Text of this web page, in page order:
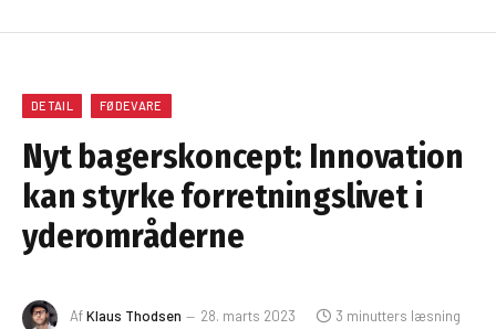
DETAIL FØDEVARE
Nyt bagerskoncept: Innovation
kan styrke forretningslivet i
yderområderne
AfKlaus Thodsen 28. marts 2023 3 minutters læsning